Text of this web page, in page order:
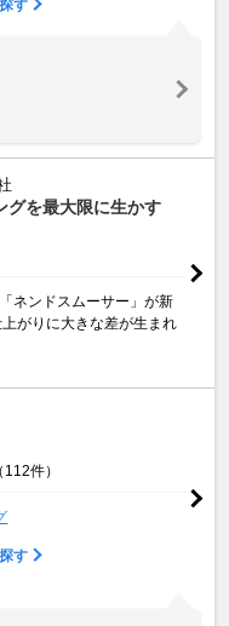
す
グを最大限に生かす
ネンドスムーサー」が新
がりに大きな差が生まれ
（112件）
す